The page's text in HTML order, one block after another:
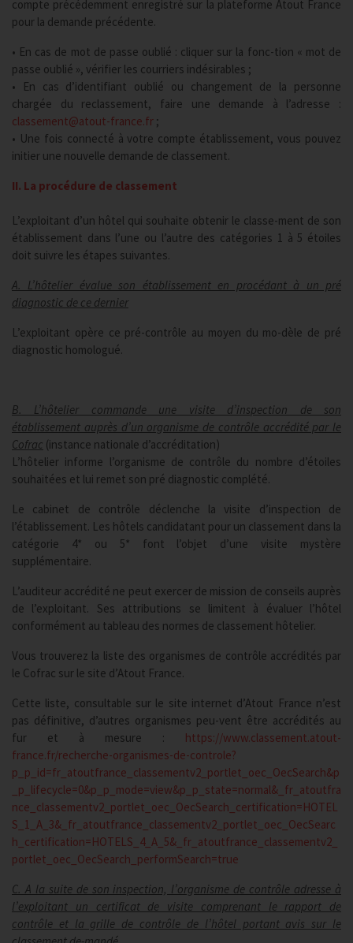
compte précédemment enregistré sur la plateforme Atout France
pour la demande précédente.
• En cas de mot de passe oublié : cliquer sur la fonc-tion « mot de
passe oublié », vérifier les courriers indésirables ;
• En cas d’identifiant oublié ou changement de la personne
chargée du reclassement, faire une demande à l’adresse :
classement@atout-france.fr ;
• Une fois connecté à votre compte établissement, vous pouvez
initier une nouvelle demande de classement.
II. La procédure de classement
L’exploitant d’un hôtel qui souhaite obtenir le classe-ment de son
établissement dans l’une ou l’autre des catégories 1 à 5 étoiles
doit suivre les étapes suivantes.
A. L’hôtelier évalue son établissement en procédant à un pré
diagnostic de ce dernier
L’exploitant opère ce pré-contrôle au moyen du mo-dèle de pré
diagnostic homologué.
B. L’hôtelier commande une visite d’inspection de son
établissement auprès d’un organisme de contrôle accrédité par le
Cofrac (instance nationale d’accréditation)
L’hôtelier informe l’organisme de contrôle du nombre d’étoiles
souhaitées et lui remet son pré diagnostic complété.
Le cabinet de contrôle déclenche la visite d’inspection de
l’établissement. Les hôtels candidatant pour un classement dans la
catégorie 4* ou 5* font l’objet d’une visite mystère
supplémentaire.
L’auditeur accrédité ne peut exercer de mission de conseils auprès
de l’exploitant. Ses attributions se limitent à évaluer l’hôtel
conformément au tableau des normes de classement hôtelier.
Vous trouverez la liste des organismes de contrôle accrédités par
le Cofrac sur le site d’Atout France.
Cette liste, consultable sur le site internet d’Atout France n’est
pas définitive, d’autres organismes peu-vent être accrédités au
fur et à mesure : https://www.classement.atout-
france.fr/recherche-organismes-de-controle?
p_p_id=fr_atoutfrance_classementv2_portlet_oec_OecSearch&p
_p_lifecycle=0&p_p_mode=view&p_p_state=normal&_fr_atoutfra
nce_classementv2_portlet_oec_OecSearch_certification=HOTEL
S_1_A_3&_fr_atoutfrance_classementv2_portlet_oec_OecSearc
h_certification=HOTELS_4_A_5&_fr_atoutfrance_classementv2_
portlet_oec_OecSearch_performSearch=true
C. A la suite de son inspection, l’organisme de contrôle adresse à
l’exploitant un certificat de visite comprenant le rapport de
contrôle et la grille de contrôle de l’hôtel portant avis sur le